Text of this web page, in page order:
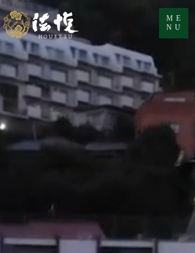
HOUETSU
ME
NU